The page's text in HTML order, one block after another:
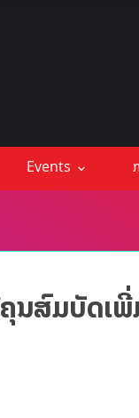
Events
ຄຸນສົມບັດເ